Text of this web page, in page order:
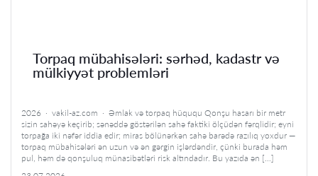
Torpaq mübahisələri: sərhəd, kadastr və
mülkiyyət problemləri
2026 · vakil-az.com · Əmlak və torpaq hüququ Qonşu hasarı bir metr
sizin sahəyə keçirib; sənəddə göstərilən sahə faktiki ölçüdən fərqlidir; eyni
torpağa iki nəfər iddia edir; miras bölünərkən sahə barədə razılıq yoxdur —
torpaq mübahisələri ən uzun və ən gərgin işlərdəndir, çünki burada həm
pul, həm də qonşuluq münasibətləri risk altındadır. Bu yazıda ən […]